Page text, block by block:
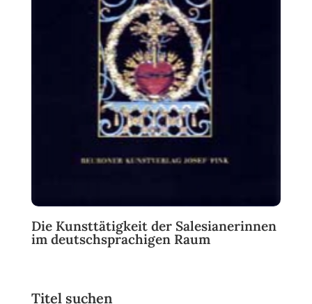
Die Kunsttätigkeit der Salesianerinnen
im deutschsprachigen Raum
Titel suchen